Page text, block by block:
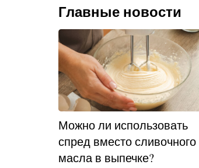
Главные новости
Можно ли использовать
спред вместо сливочного
масла в выпечке?